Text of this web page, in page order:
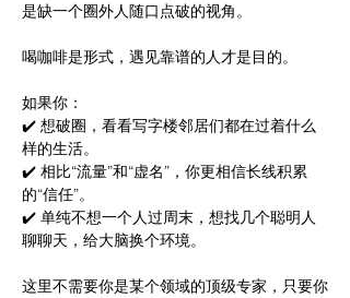
是缺一个圈外人随口点破的视角。
喝咖啡是形式，遇见靠谱的人才是目的。
如果你：
✔️ 想破圈，看看写字楼邻居们都在过着什么
样的生活。
✔️ 相比“流量”和“虚名”，你更相信长线积累
的“信任”。
✔️ 单纯不想一个人过周末，想找几个聪明人
聊聊天，给大脑换个环境。
这里不需要你是某个领域的顶级专家，只要你